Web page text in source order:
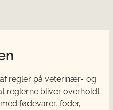
regler på veterinær- og
reglerne bliver overholdt
fødevarer, foder,